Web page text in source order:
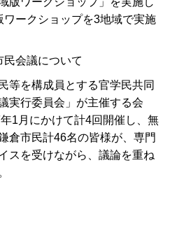
ークショップを3地域で実施
民会議について
等を構成員とする官学民共同
実行委員会」が主催する会
1月にかけて計4回開催し、無
倉市民計46名の皆様が、専門
スを受けながら、議論を重ね